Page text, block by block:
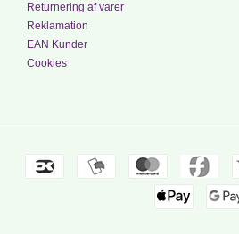
Returnering af varer
Reklamation
EAN Kunder
Cookies